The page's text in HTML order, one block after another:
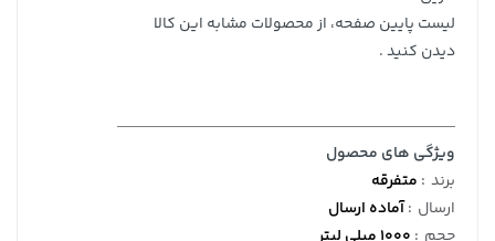
لیست پایین صفحه، از محصولات مشابه این کالا
دیدن کنید .
ویژگی های محصول
برند : متفرقه
ارسال :آماده ارسال
حجم : 1000 میلی لیتر